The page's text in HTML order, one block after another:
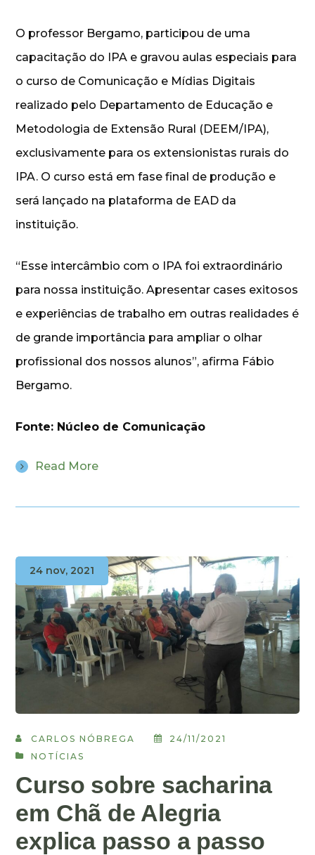
O professor Bergamo, participou de uma
capacitação do IPA e gravou aulas especiais para
o curso de Comunicação e Mídias Digitais
realizado pelo Departamento de Educação e
Metodologia de Extensão Rural (DEEM/IPA),
exclusivamente para os extensionistas rurais do
IPA. O curso está em fase final de produção e
será lançado na plataforma de EAD da
instituição.
“Esse intercâmbio com o IPA foi extraordinário
para nossa instituição. Apresentar cases exitosos
e experiências de trabalho em outras realidades é
de grande importância para ampliar o olhar
profissional dos nossos alunos”, afirma Fábio
Bergamo.
Fonte: Núcleo de Comunicação
Read More
24 nov, 2021
CARLOS NÓBREGA
24/11/2021
NOTÍCIAS
Curso sobre sacharina
em Chã de Alegria
explica passo a passo